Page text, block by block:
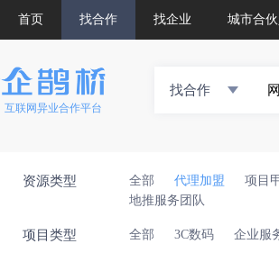
首页 找合作 找企业 城市合伙
互联网异业合作平台
找合作
资源类型 全部 代理加盟 项目
地推服务团队
项目类型 全部 3C数码 企业服